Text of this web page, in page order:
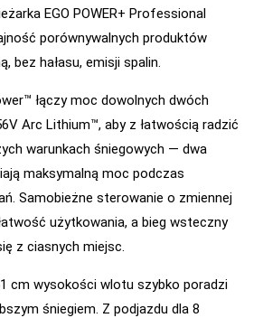
EGO POWER+ Professional
porównywalnych produktów
bez hałasu, emisji spalin.
łączy moc dowolnych dwóch
Arc Lithium™, aby z łatwością radzić
warunkach śniegowych — dwa
maksymalną moc podczas
Samobieżne sterowanie o zmiennej
użytkowania, a bieg wsteczny
z ciasnych miejsc.
cm wysokości wlotu szybko poradzi
śniegiem. Z podjazdu dla 8